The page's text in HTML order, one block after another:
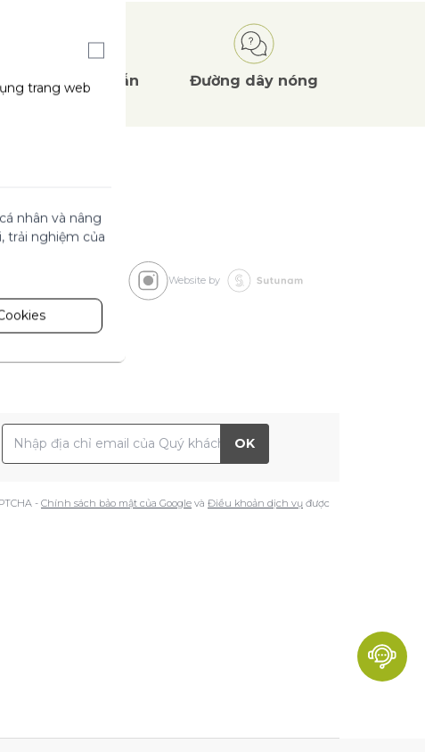
Ưu đãihấp dẫn Đường dây nóng
Địa chỉ Email
OK
- Chính sách bảo mật của Google và Điều khoản dịch vụ được
Website by
trang web
nhân và nâng
trải nghiệm của